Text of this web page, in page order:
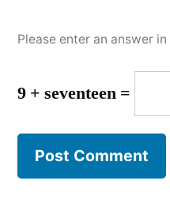
Please enter an answer
9 + seventeen =